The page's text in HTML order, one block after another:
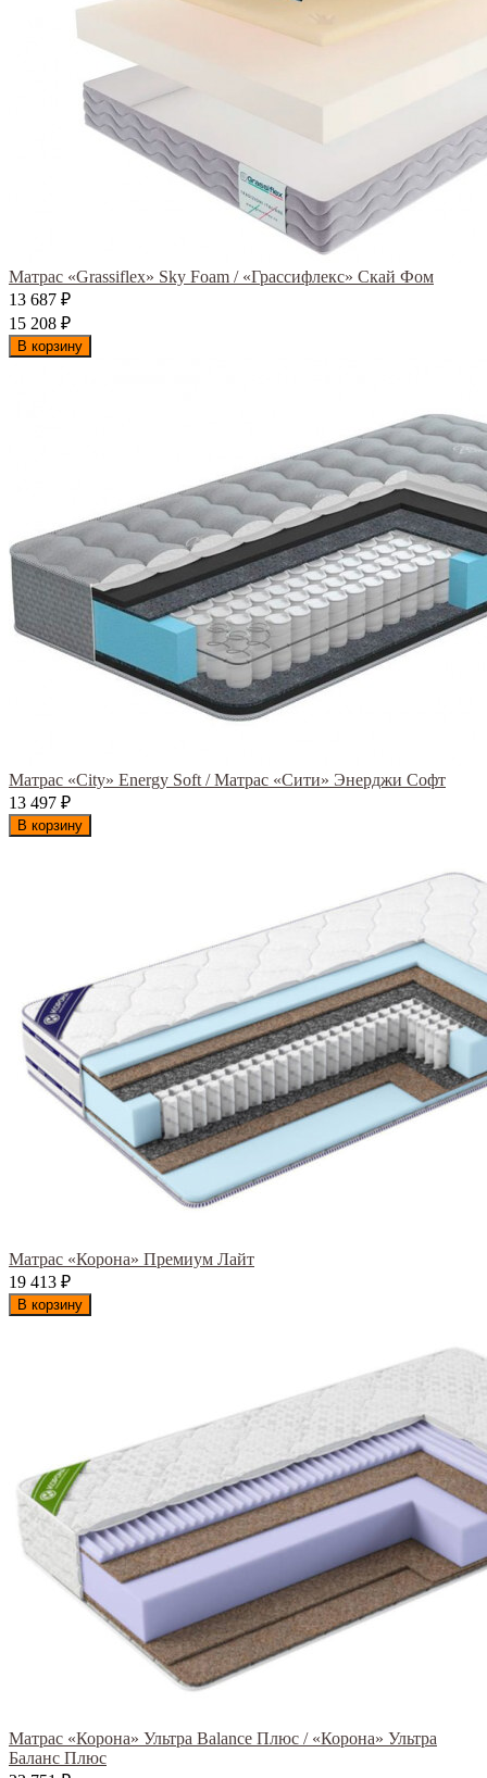
Матрас «Grassiflex» Sky Foam / «Грассифлекс» Скай Фом
13 687 ₽
15 208 ₽
В корзину
Матрас «City» Energy Soft / Матрас «Сити» Энерджи Софт
13 497 ₽
В корзину
Матрас «Корона» Премиум Лайт
19 413 ₽
В корзину
Матрас «Корона» Ультра Balance Плюс / «Корона» Ультра
Баланс Плюс